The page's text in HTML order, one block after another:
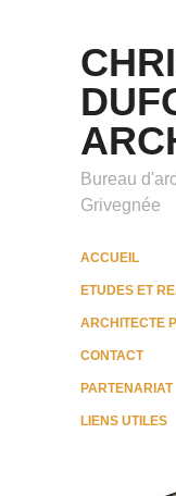
Bureau
Grivegnée
ACCUEIL
ETUDES ET
ARCHITECTE
CONTACT
PARTENARIAT
LIENS UTILES